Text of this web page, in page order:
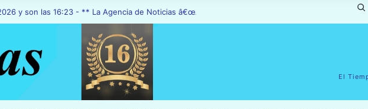
las 16:23 - ** La Agencia de Noticias â€œA1 Noticiasâ€, fue declarada de InterÃ©s General y
El